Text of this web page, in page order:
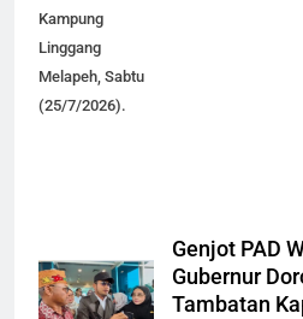
Kampung
Linggang
Melapeh, Sabtu
(25/7/2026).
Genjot PAD
Gubernur
Tambatan